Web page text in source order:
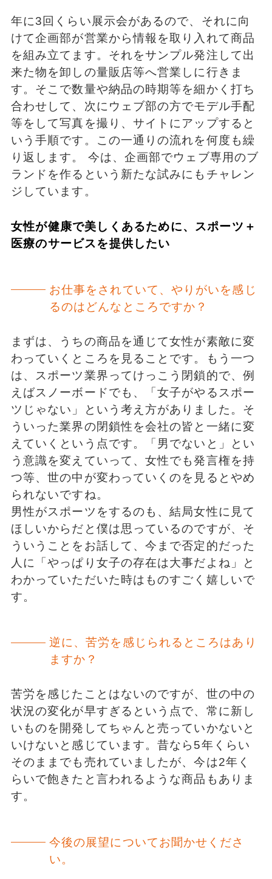
年に3回くらい展示会があるので、それに向
けて企画部が営業から情報を取り入れて商品
を組み立てます。それをサンプル発注して出
来た物を卸しの量販店等へ営業しに行きま
す。そこで数量や納品の時期等を細かく打ち
合わせして、次にウェブ部の方でモデル手配
等をして写真を撮り、サイトにアップすると
いう手順です。この一通りの流れを何度も繰
り返します。 今は、企画部でウェブ専用のブ
ランドを作るという新たな試みにもチャレン
ジしています。
女性が健康で美しくあるために、スポーツ＋
医療のサービスを提供したい
お仕事をされていて、やりがいを感じ
るのはどんなところですか？
まずは、うちの商品を通じて女性が素敵に変
わっていくところを見ることです。もう一つ
は、スポーツ業界ってけっこう閉鎖的で、例
えばスノーボードでも、「女子がやるスポー
ツじゃない」という考え方がありました。そ
ういった業界の閉鎖性を会社の皆と一緒に変
えていくという点です。「男でないと」とい
う意識を変えていって、女性でも発言権を持
つ等、世の中が変わっていくのを見るとやめ
られないですね。
男性がスポーツをするのも、結局女性に見て
ほしいからだと僕は思っているのですが、そ
ういうことをお話して、今まで否定的だった
人に「やっぱり女子の存在は大事だよね」と
わかっていただいた時はものすごく嬉しいで
す。
逆に、苦労を感じられるところはあり
ますか？
苦労を感じたことはないのですが、世の中の
状況の変化が早すぎるという点で、常に新し
いものを開発してちゃんと売っていかないと
いけないと感じています。昔なら5年くらい
そのままでも売れていましたが、今は2年く
らいで飽きたと言われるような商品もありま
す。
今後の展望についてお聞かせくださ
い。